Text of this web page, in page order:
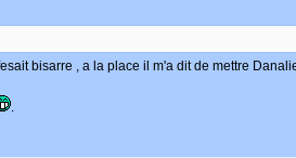
bisarre , a la place il m'a dit de mettre
.